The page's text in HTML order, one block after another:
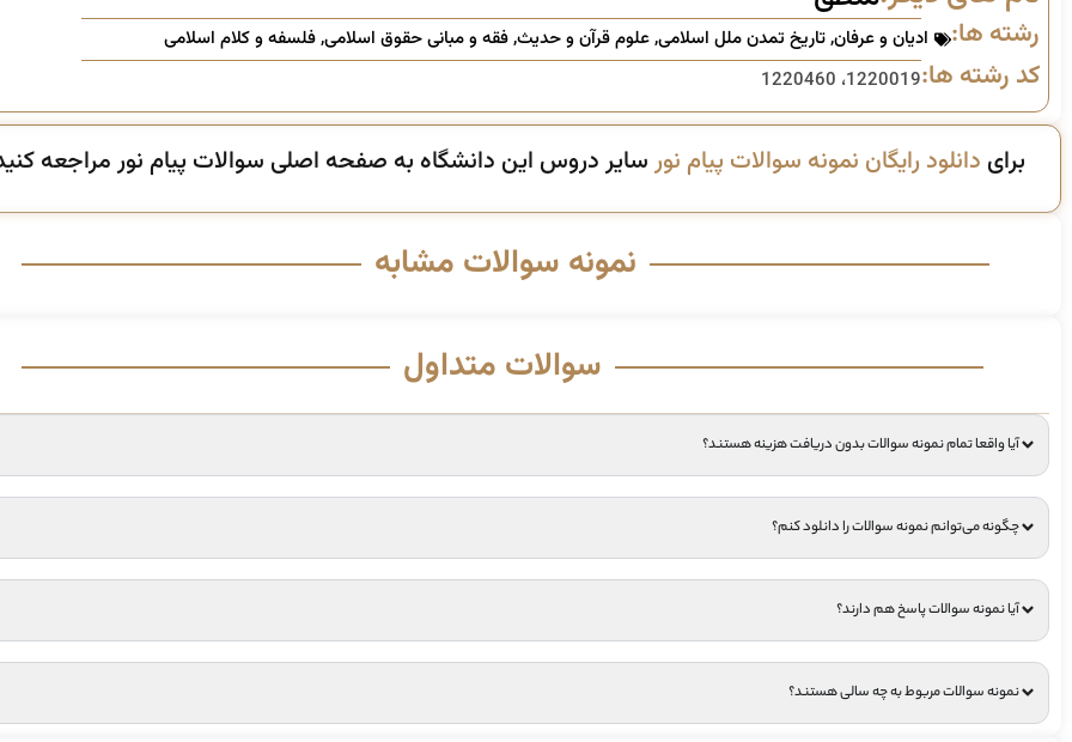
رشته ها: ادیان و عرفان,تاریخ تمدن ملل اسلامی,علوم قرآن و حدیث,فقه و مبانی حقوق اسلامی,فلسفه و کلام اسلامی
کد رشته ها:1220019، 1220460
برای دانلود رایگان نمونه سوالات پیام نورسایر دروس این دانشگاه به صفحه اصلی سوالات پیام نور مراجعه
نمونه سوالات مشابه
سوالات متداول
آیا واقعا تمام نمونه سوالات بدون دریافت هزینه هستند؟
چگونه می‌توانم نمونه سوالات را دانلود کنم؟
آیا نمونه سوالات پاسخ هم دارند؟
نمونه سوالات مربوط به چه سالی هستند؟